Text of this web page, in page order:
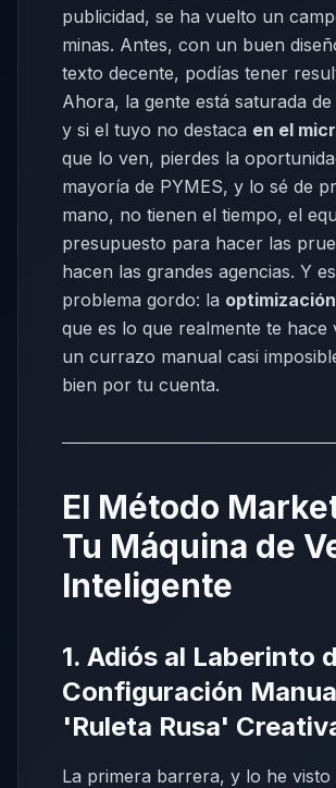
publicidad, se ha vuelto un
minas. Antes, con un buen
texto decente, podías tener
Ahora, la gente está saturada
y si el tuyo no destaca en el
que lo ven, pierdes la
mayoría de PYMES, y lo sé de
mano, no tienen el tiempo, el
presupuesto para hacer las
hacen las grandes agencias. Y
problema gordo: la
que es lo que realmente te hace
un currazo manual casi
bien por tu cuenta.
El Método
Tu Máquina de
Inteligente
1. Adiós al Laberinto
Configuración
'Ruleta Rusa'
La primera barrera, y lo he visto